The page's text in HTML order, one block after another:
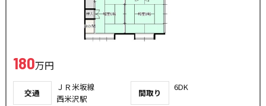
180万円
交通
ＪＲ米坂線
西米沢駅
間取り
6DK